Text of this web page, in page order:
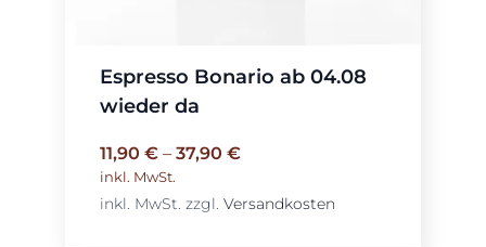
Espresso Bonario ab 04.08
wieder da
11,90 €– 37,90 €
inkl. MwSt.
inkl. MwSt. zzgl. Versandkosten